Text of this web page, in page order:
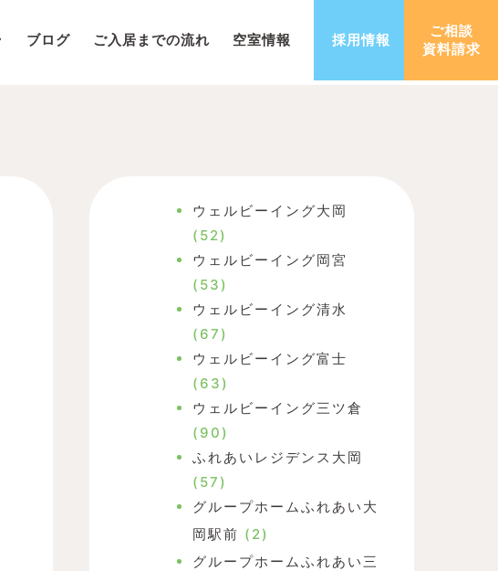
ブログ ご入居までの流れ 空室情報 採用情報
ご相談
資料請求
ウェルビーイング大岡
(52)
ウェルビーイング岡宮
(53)
ウェルビーイング清水
(67)
ウェルビーイング富士
(63)
ウェルビーイング三ツ倉
(90)
ふれあいレジデンス大岡
(57)
グループホームふれあい大
岡駅前 (2)
グループホームふれあい三